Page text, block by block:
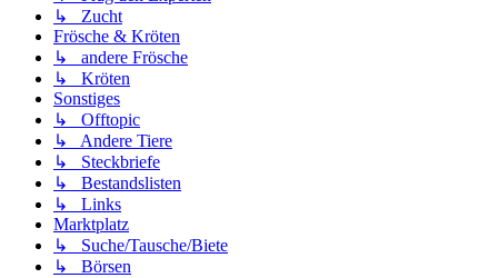
↳ Zucht
Frösche & Kröten
↳ andere Frösche
↳ Kröten
Sonstiges
↳ Offtopic
↳ Andere Tiere
↳ Steckbriefe
↳ Bestandslisten
↳ Links
Marktplatz
↳ Suche/Tausche/Biete
↳ Börsen